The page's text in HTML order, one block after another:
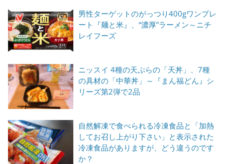
男性ターゲットのがっつり400gワンプレ
ート『麺と米』、“濃厚”ラーメン～ニチ
レイフーズ
ニッスイ 4種の天ぷらの「天丼」、7種
の具材の「中華丼」～『まん福どん』シ
リーズ第2弾で2品
自然解凍で食べられる冷凍食品と「加熱
してお召し上がり下さい」と表示された
冷凍食品がありますが、どう違うのです
か？